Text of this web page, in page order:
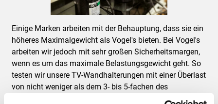
Einige Marken arbeiten mit der Behauptung, dass sie ein
höheres Maximalgewicht als Vogel's bieten. Bei Vogel's
arbeiten wir jedoch mit sehr großen Sicherheitsmargen,
wenn es um das maximale Belastungsgewicht geht. So
testen wir unsere TV-Wandhalterungen mit einer Überlast
von nicht weniger als dem 3- bis 5-fachen des